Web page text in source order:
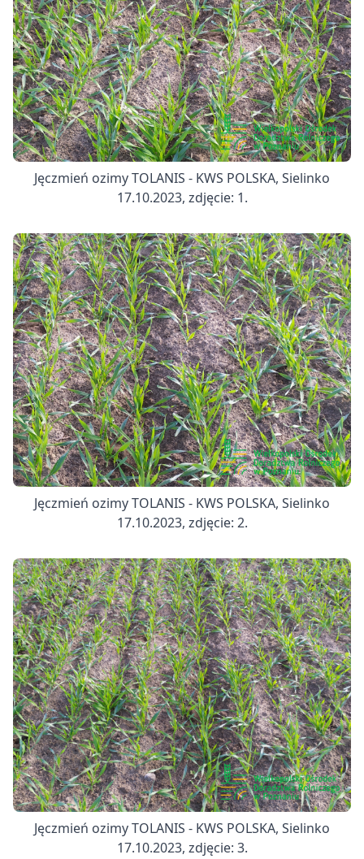
Jęczmień ozimy TOLANIS - KWS POLSKA, Sielinko
17.10.2023, zdjęcie: 1.
Jęczmień ozimy TOLANIS - KWS POLSKA, Sielinko
17.10.2023, zdjęcie: 2.
Jęczmień ozimy TOLANIS - KWS POLSKA, Sielinko
17.10.2023, zdjęcie: 3.